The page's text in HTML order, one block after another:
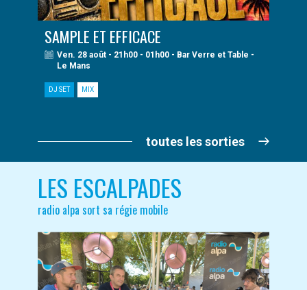
SAMPLE ET EFFICACE
Ven. 28 août - 21h00 - 01h00 - Bar Verre et Table -
Le Mans
DJ SET MIX
toutes les sorties
LES ESCALPADES
radio alpa sort sa régie mobile